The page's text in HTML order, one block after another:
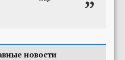
новости